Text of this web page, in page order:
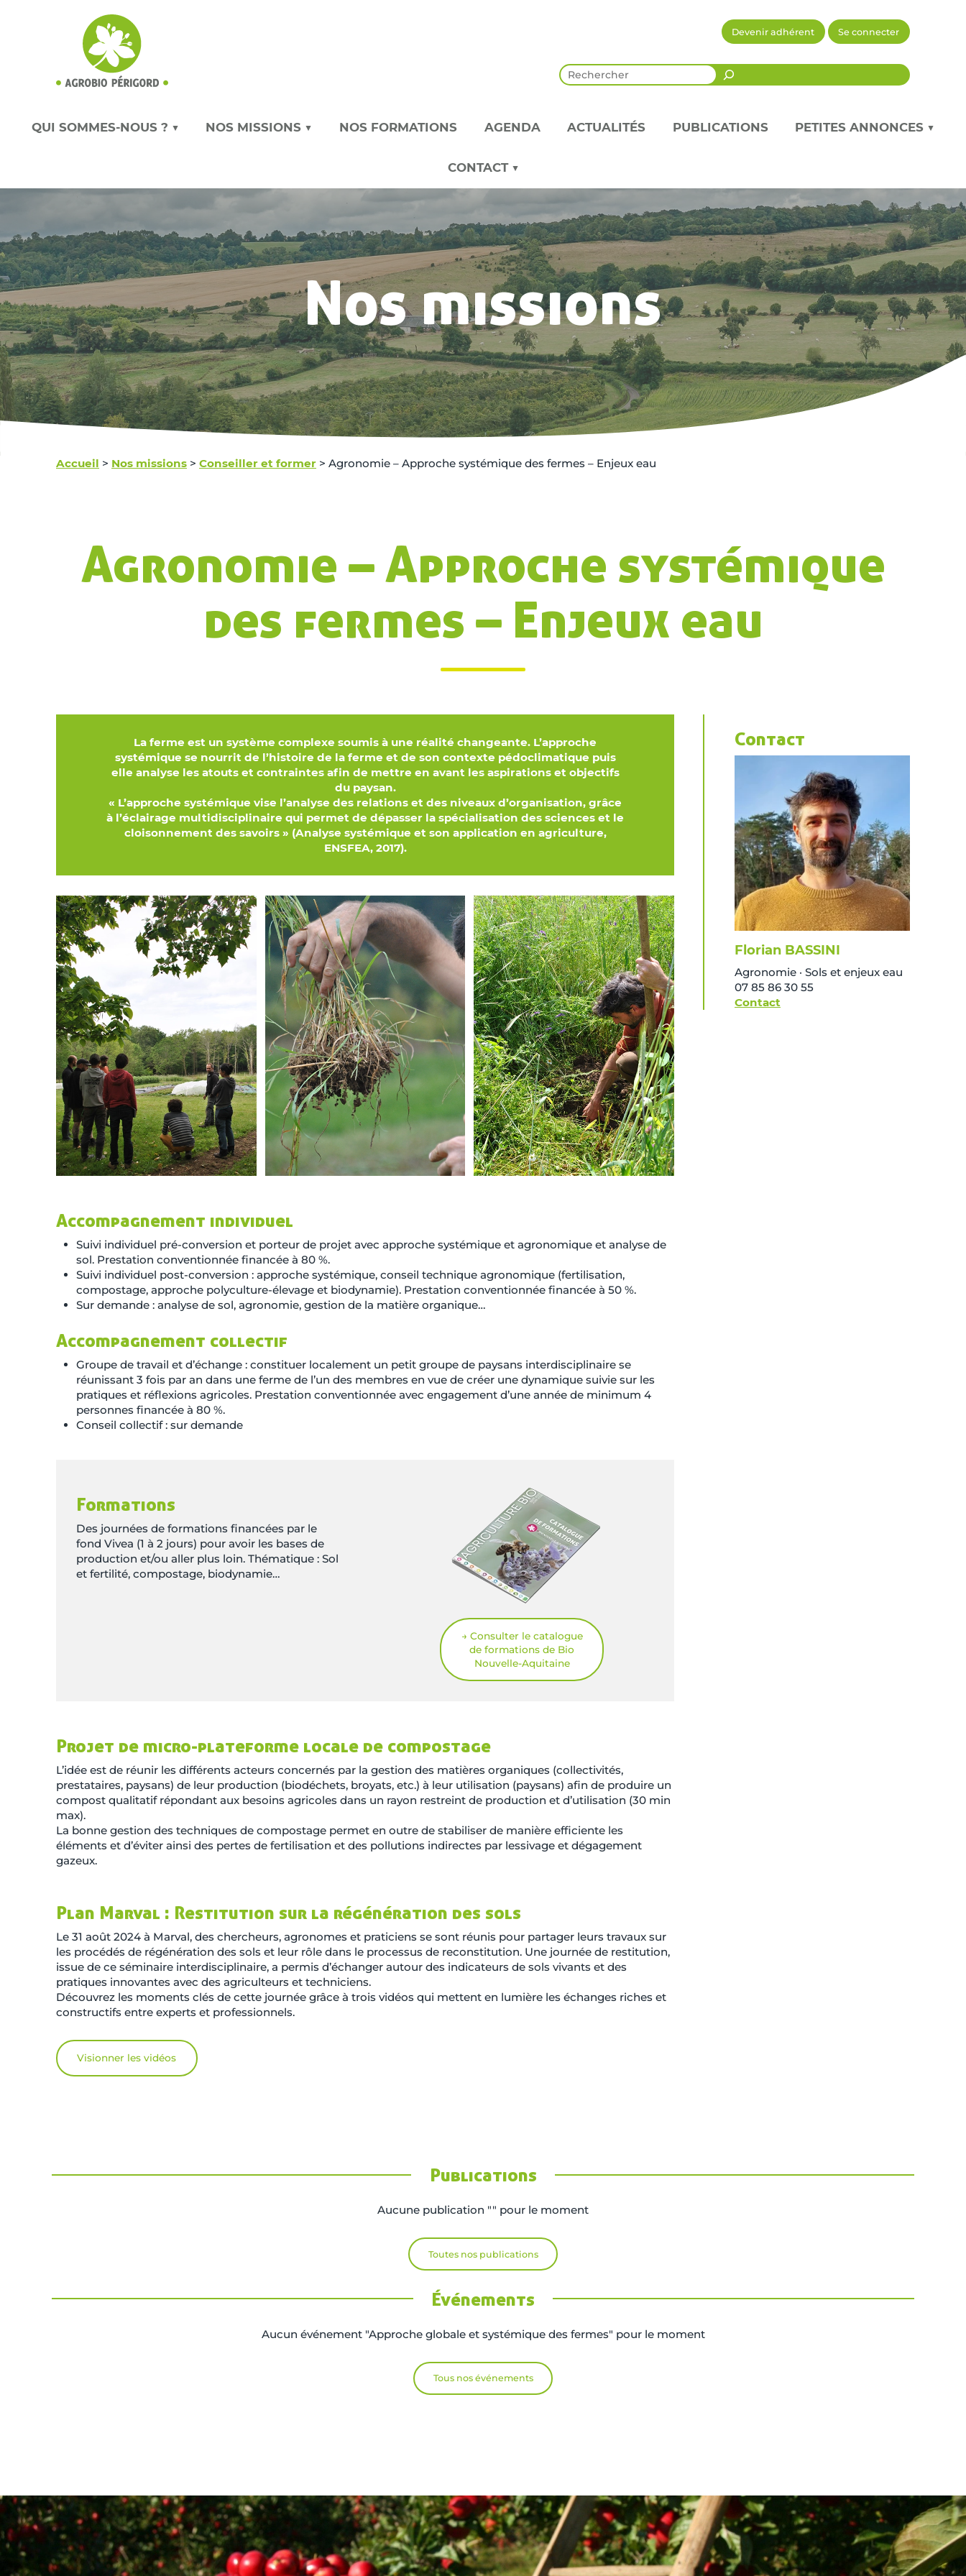
Devenir adhérent Se connecter
QUI SOMMES-NOUS ? ▼ NOS MISSIONS ▼ NOS FORMATIONS AGENDA ACTUALITÉS PUBLICATIONS PETITES ANNONCES ▼
CONTACT ▼
Nos missions
Accueil > Nos missions > Conseiller et former > Agronomie – Approche systémique des fermes – Enjeux eau
Agronomie – Approche systémique
des fermes – Enjeux eau
La ferme est un système complexe soumis à une réalité changeante. L’approche
systémique se nourrit de l’histoire de la ferme et de son contexte pédoclimatique puis
elle analyse les atouts et contraintes afin de mettre en avant les aspirations et objectifs
du paysan.
« L’approche systémique vise l’analyse des relations et des niveaux d’organisation, grâce
à l’éclairage multidisciplinaire qui permet de dépasser la spécialisation des sciences et le
cloisonnement des savoirs » (Analyse systémique et son application en agriculture,
ENSFEA, 2017).
Accompagnement individuel
Suivi individuel pré-conversion et porteur de projet avec approche systémique et agronomique et analyse de
sol. Prestation conventionnée financée à 80 %.
Suivi individuel post-conversion : approche systémique, conseil technique agronomique (fertilisation,
compostage, approche polyculture-élevage et biodynamie). Prestation conventionnée financée à 50 %.
Sur demande : analyse de sol, agronomie, gestion de la matière organique…
Accompagnement collectif
Groupe de travail et d’échange : constituer localement un petit groupe de paysans interdisciplinaire se
réunissant 3 fois par an dans une ferme de l’un des membres en vue de créer une dynamique suivie sur les
pratiques et réflexions agricoles. Prestation conventionnée avec engagement d’une année de minimum 4
personnes financée à 80 %.
Conseil collectif : sur demande
Formations
Des journées de formations financées par le
fond Vivea (1 à 2 jours) pour avoir les bases de
production et/ou aller plus loin. Thématique : Sol
et fertilité, compostage, biodynamie…
→ Consulter le catalogue
de formations de Bio
Nouvelle-Aquitaine
Projet de micro-plateforme locale de compostage
L’idée est de réunir les différents acteurs concernés par la gestion des matières organiques (collectivités,
prestataires, paysans) de leur production (biodéchets, broyats, etc.) à leur utilisation (paysans) afin de produire un
compost qualitatif répondant aux besoins agricoles dans un rayon restreint de production et d’utilisation (30 min
max).
La bonne gestion des techniques de compostage permet en outre de stabiliser de manière efficiente les
éléments et d’éviter ainsi des pertes de fertilisation et des pollutions indirectes par lessivage et dégagement
gazeux.
Plan Marval : Restitution sur la régénération des sols
Le 31 août 2024 à Marval, des chercheurs, agronomes et praticiens se sont réunis pour partager leurs travaux sur
les procédés de régénération des sols et leur rôle dans le processus de reconstitution. Une journée de restitution,
issue de ce séminaire interdisciplinaire, a permis d’échanger autour des indicateurs de sols vivants et des
pratiques innovantes avec des agriculteurs et techniciens.
Découvrez les moments clés de cette journée grâce à trois vidéos qui mettent en lumière les échanges riches et
constructifs entre experts et professionnels.
Visionner les vidéos
Contact
Florian BASSINI
Agronomie · Sols et enjeux eau
07 85 86 30 55
Contact
Publications
Aucune publication "" pour le moment
Toutes nos publications
Événements
Aucun événement "Approche globale et systémique des fermes" pour le moment
Tous nos événements